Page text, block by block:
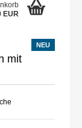
EUR
NEU
mit